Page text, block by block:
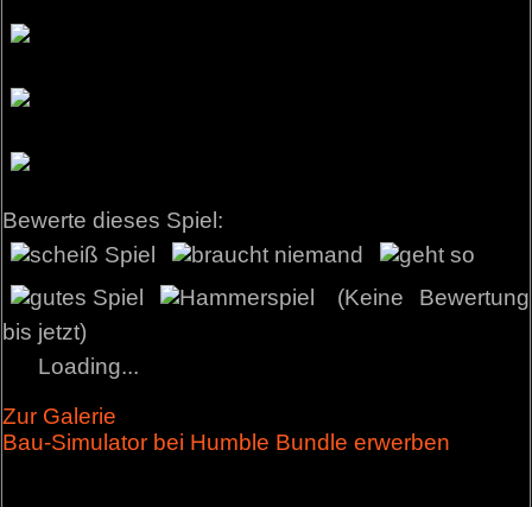
Bewerte dieses Spiel:
(Keine Bewertung
bis jetzt)
Loading...
Zur Galerie
Bau-Simulator bei Humble Bundle erwerben